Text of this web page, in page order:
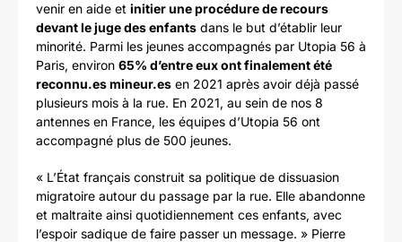
venir en aide et initier une procédure de recours
devant le juge des enfants dans le but d’établir leur
minorité. Parmi les jeunes accompagnés par Utopia 56 à
Paris, environ 65% d’entre eux ont finalement été
reconnu.es mineur.es en 2021 après avoir déjà passé
plusieurs mois à la rue. En 2021, au sein de nos 8
antennes en France, les équipes d’Utopia 56 ont
accompagné plus de 500 jeunes.
« L’État français construit sa politique de dissuasion
migratoire autour du passage par la rue. Elle abandonne
et maltraite ainsi quotidiennement ces enfants, avec
l’espoir sadique de faire passer un message. » Pierre